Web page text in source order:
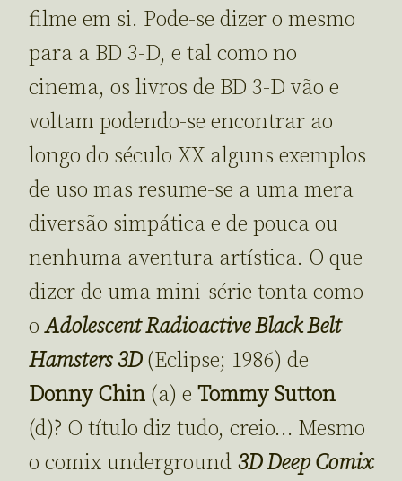
filme em si. Pode-se dizer o mesmo
para a BD 3-D, e tal como no
cinema, os livros de BD 3-D vão e
voltam podendo-se encontrar ao
longo do século XX alguns exemplos
de uso mas resume-se a uma mera
diversão simpática e de pouca ou
nenhuma aventura artística. O que
dizer de uma mini-série tonta como
oAdolescent Radioactive Black Belt
Hamsters 3D(Eclipse; 1986) de
Donny Chin (a) e Tommy Sutton
(d)? O título diz tudo, creio… Mesmo
o comix underground 3D Deep Comix